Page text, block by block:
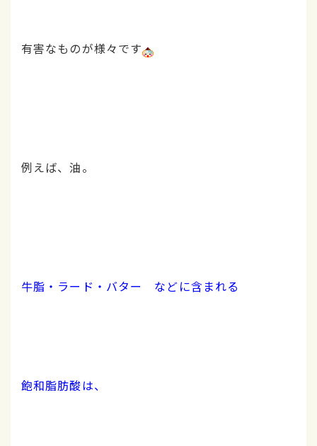
有害なものが様々です
例えば、油。
牛脂・ラード・バター などに含まれる
飽和脂肪酸は、